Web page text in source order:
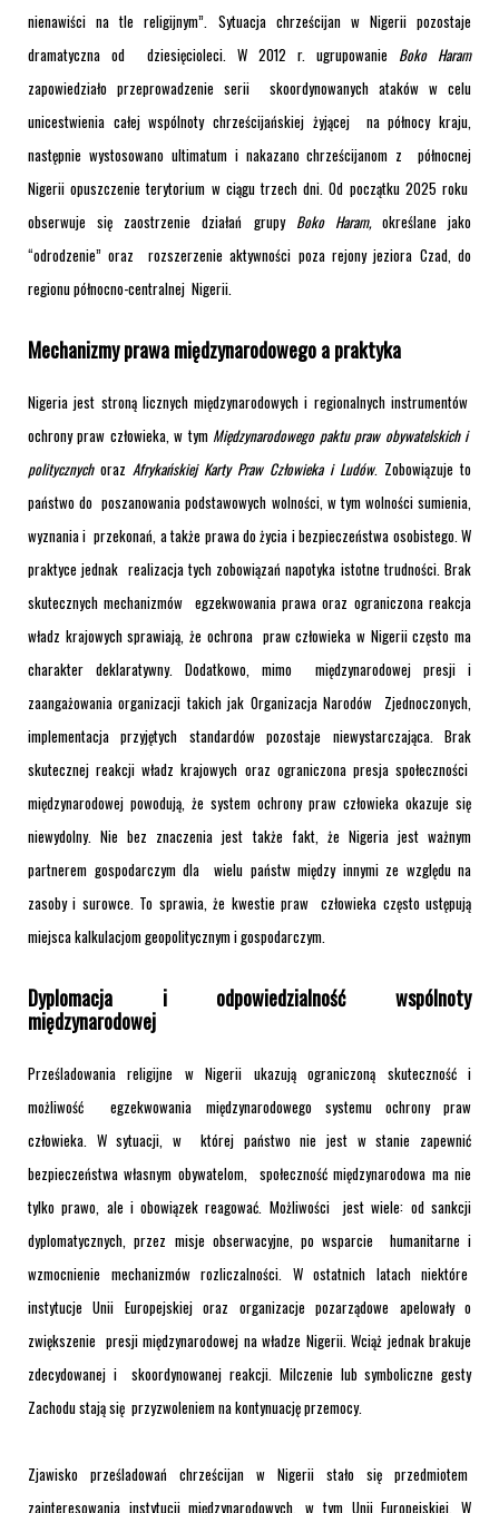
nienawiści na tle religijnym”. Sytuacja chrześcijan w Nigerii pozostaje
dramatyczna od dziesięcioleci. W 2012 r. ugrupowanie Boko Haram
zapowiedziało przeprowadzenie serii skoordynowanych ataków w celu
unicestwienia całej wspólnoty chrześcijańskiej żyjącej na północy kraju,
następnie wystosowano ultimatum i nakazano chrześcijanom z północnej
Nigerii opuszczenie terytorium w ciągu trzech dni . Od początku 2025 roku
obserwuje się zaostrzenie działań grupy Boko Haram, określane jako
“odrodzenie” oraz rozszerzenie aktywności poza rejony jeziora Czad, do
regionu północno-centralnej Nigerii
Mechanizmy prawa międzynarodowego a praktyka
Nigeria jest stroną licznych międzynarodowych i regionalnych instrumentów
ochrony praw człowieka, w tym Międzynarodowego paktu praw obywatelskich i
politycznych oraz Afrykańskiej Karty Praw Człowieka i Ludów. Zobowiązuje to
państwo do poszanowania podstawowych wolności, w tym wolności sumienia,
wyznania i przekonań, a także prawa do życia i bezpieczeństwa osobistego. W
praktyce jednak realizacja tych zobowiązań napotyka istotne trudności. Brak
skutecznych mechanizmów egzekwowania prawa oraz ograniczona reakcja
władz krajowych sprawiają, że ochrona praw człowieka w Nigerii często ma
charakter deklaratywny. Dodatkowo, mimo międzynarodowej presji i
zaangażowania organizacji takich jak Organizacja Narodów Zjednoczonych,
implementacja przyjętych standardów pozostaje niewystarczająca. Brak
skutecznej reakcji władz krajowych oraz ograniczona presja społeczności
międzynarodowej powodują, że system ochrony praw człowieka okazuje się
niewydolny. Nie bez znaczenia jest także fakt, że Nigeria jest ważnym
partnerem gospodarczym dla wielu państw między innymi ze względu na
zasoby i surowce. To sprawia, że kwestie praw człowieka często ustępują
miejsca kalkulacjom geopolitycznym i gospodarczym.
Dyplomacja i odpowiedzialność wspólnoty
międzynarodowej
Prześladowania religijne w Nigerii ukazują ograniczoną skuteczność i
możliwość egzekwowania międzynarodowego systemu ochrony praw
człowieka. W sytuacji, w której państwo nie jest w stanie zapewnić
bezpieczeństwa własnym obywatelom, społeczność międzynarodowa ma nie
tylko prawo, ale i obowiązek reagować. Możliwości jest wiele: od sankcji
dyplomatycznych, przez misje obserwacyjne, po wsparcie humanitarne i
wzmocnienie mechanizmów rozliczalności. W ostatnich latach niektóre
instytucje Unii Europejskiej oraz organizacje pozarządowe apelowały o
zwiększenie presji międzynarodowej na władze Nigerii. Wciąż jednak brakuje
zdecydowanej i skoordynowanej reakcji. Milczenie lub symboliczne gesty
Zachodu stają się przyzwoleniem na kontynuację przemocy.
Zjawisko prześladowań chrześcijan w Nigerii stało się przedmiotem
zainteresowania instytucji międzynarodowych, w tym Unii Europejskiej. W